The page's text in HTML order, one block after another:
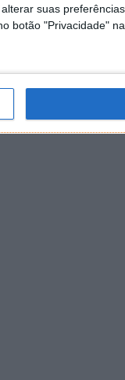
suas
botão "Privacidade"